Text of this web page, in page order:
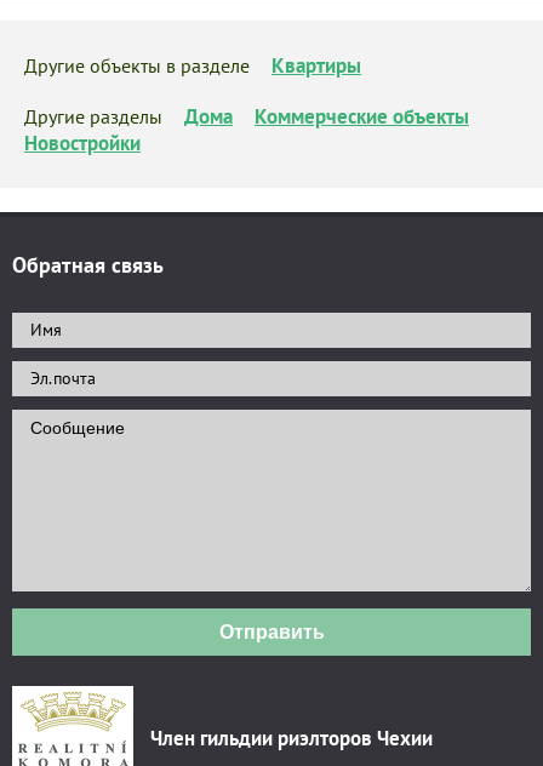
Другие объекты в разделе Квартиры
Другие разделы Дома
Коммерческие объекты
Новостройки
Обратная связь
Отправить
Член гильдии риэлторов Чехии